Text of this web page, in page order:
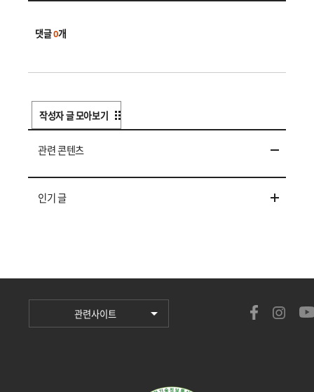
댓글0개
작성자 글 모아보기
관련 콘텐츠
인기 글
관련사이트